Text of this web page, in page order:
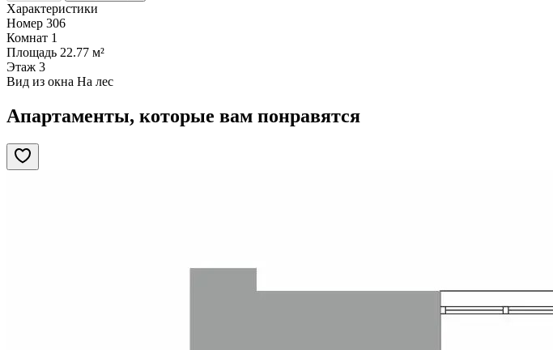
Характеристики
Номер 306
Комнат 1
Площадь 22.77 м²
Этаж 3
Вид из окна На лес
Апартаменты, которые вам понравятся